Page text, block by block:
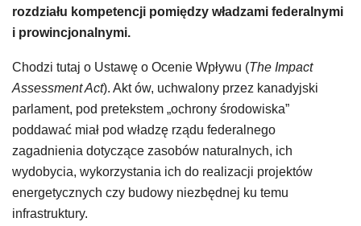
rozdziału kompetencji pomiędzy władzami federalnymi
i prowincjonalnymi.
Chodzi tutaj o Ustawę o Ocenie Wpływu (The Impact
Assessment Act). Akt ów, uchwalony przez kanadyjski
parlament, pod pretekstem „ochrony środowiska”
poddawać miał pod władzę rządu federalnego
zagadnienia dotyczące zasobów naturalnych, ich
wydobycia, wykorzystania ich do realizacji projektów
energetycznych czy budowy niezbędnej ku temu
infrastruktury.